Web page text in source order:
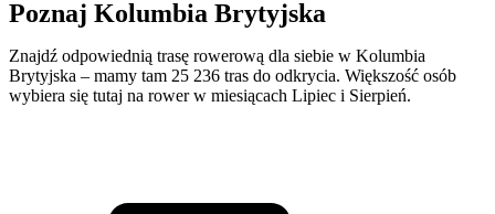
Poznaj Kolumbia Brytyjska
Znajdź odpowiednią trasę rowerową dla siebie w Kolumbia
Brytyjska – mamy tam 25 236 tras do odkrycia. Większość osób
wybiera się tutaj na rower w miesiącach Lipiec i Sierpień.